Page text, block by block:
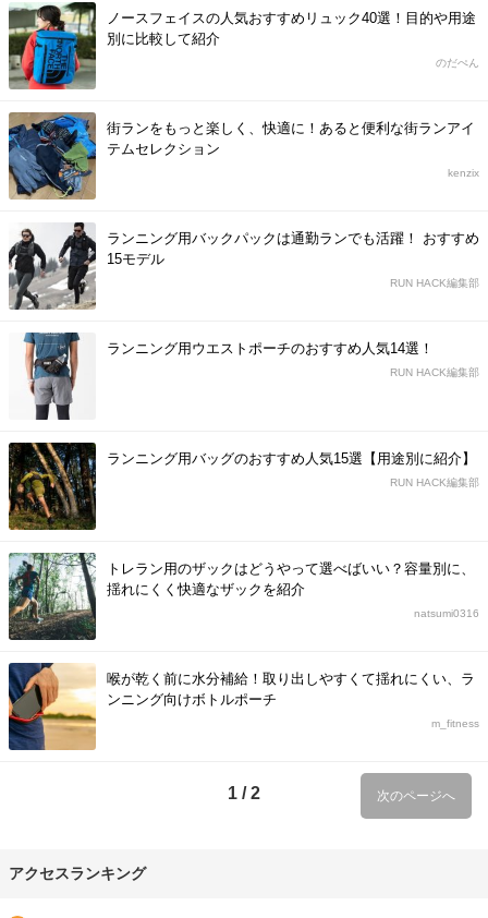
ノースフェイスの人気おすすめリュック40選！目的や用途
別に比較して紹介
のだぺん
街ランをもっと楽しく、快適に！あると便利な街ランアイ
テムセレクション
kenzix
ランニング用バックパックは通勤ランでも活躍！ おすすめ
15モデル
RUN HACK編集部
ランニング用ウエストポーチのおすすめ人気14選！
RUN HACK編集部
ランニング用バッグのおすすめ人気15選【用途別に紹介】
RUN HACK編集部
トレラン用のザックはどうやって選べばいい？容量別に、
揺れにくく快適なザックを紹介
natsumi0316
喉が乾く前に水分補給！取り出しやすくて揺れにくい、ラ
ンニング向けボトルポーチ
m_fitness
1 / 2 次のページへ
アクセスランキング